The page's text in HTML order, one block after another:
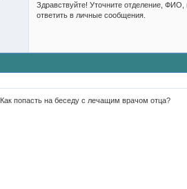
Здравствуйте! Уточните отделение,
ответить в личные сообщения.
Как попасть на беседу с лечащим врачом отца?